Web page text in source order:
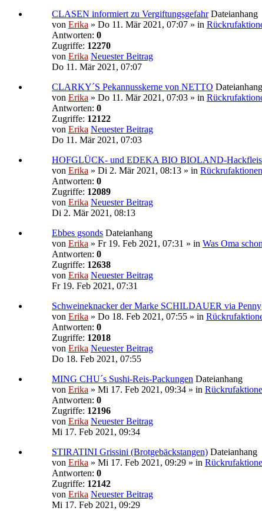
CLASEN informiert zu Vergiftungsgefahr Dateianhang
von Erika » Do 11. Mär 2021, 07:07 » in
Antworten: 0
Zugriffe: 12270
von Erika Neuester Beitrag
Do 11. Mär 2021, 07:07
CLARKY´S Pekannusskerne von NETTO Dateianhang
von Erika » Do 11. Mär 2021, 07:03 » in
Antworten: 0
Zugriffe: 12122
von Erika Neuester Beitrag
Do 11. Mär 2021, 07:03
HOFGLÜCK- und EDEKA BIO BIOLAND-
von Erika » Di 2. Mär 2021, 08:13 » in
Antworten: 0
Zugriffe: 12089
von Erika Neuester Beitrag
Di 2. Mär 2021, 08:13
Ebbes gsonds Dateianhang
von Erika » Fr 19. Feb 2021, 07:31 » in Was Oma
Antworten: 0
Zugriffe: 12638
von Erika Neuester Beitrag
Fr 19. Feb 2021, 07:31
Schweineknacker der Marke SCHILDAUER via Penny
von Erika » Do 18. Feb 2021, 07:55 » in
Antworten: 0
Zugriffe: 12018
von Erika Neuester Beitrag
Do 18. Feb 2021, 07:55
MING CHU´s Sushi-Reis-Packungen Dateianhang
von Erika » Mi 17. Feb 2021, 09:34 » in
Antworten: 0
Zugriffe: 12196
von Erika Neuester Beitrag
Mi 17. Feb 2021, 09:34
STIRATINI Grissini (Brotgebäckstangen) Dateianhang
von Erika » Mi 17. Feb 2021, 09:29 » in
Antworten: 0
Zugriffe: 12142
von Erika Neuester Beitrag
Mi 17. Feb 2021, 09:29